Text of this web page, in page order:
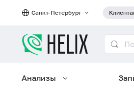
Санкт-Петербург
Анализы